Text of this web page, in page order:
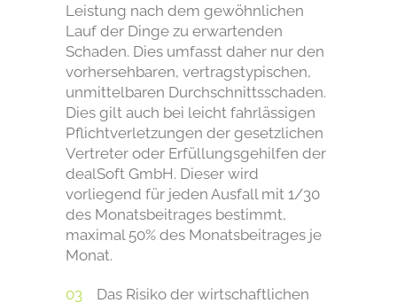
Leistung nach dem gewöhnlichen
Lauf der Dinge zu erwartenden
Schaden. Dies umfasst daher nur den
vorhersehbaren, vertragstypischen,
unmittelbaren Durchschnittsschaden.
Dies gilt auch bei leicht fahrlässigen
Pflichtverletzungen der gesetzlichen
Vertreter oder Erfüllungsgehilfen der
dealSoft GmbH. Dieser wird
vorliegend für jeden Ausfall mit 1/30
des Monatsbeitrages bestimmt,
maximal 50% des Monatsbeitrages je
Monat.
Das Risiko der wirtschaftlichen